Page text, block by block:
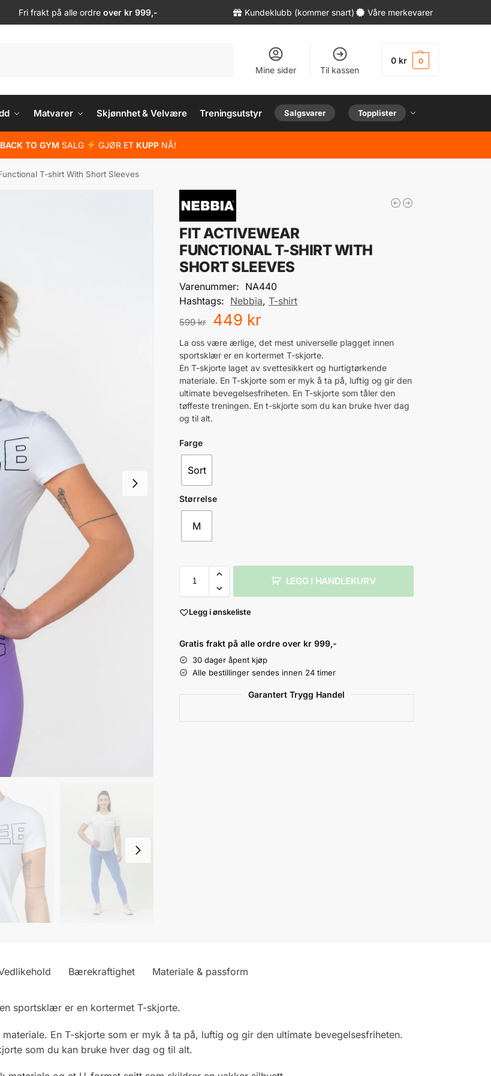
Fri frakt på alle ordre over kr 999,- Kundeklubb (kommer snart) Våre merkevarer
Mine sider Til kassen
0 kr 0
Matvarer Skjønnhet & Velvære Treningsutstyr Salgsvarer Topplister
BACK TO GYM SALG GJØR ETKUPP NÅ!
T-shirt With Short Sleeves
FIT ACTIVEWEAR
FUNCTIONAL T-SHIRT WITH
SHORT SLEEVES
Varenummer: NA440
Hashtags: Nebbia,T-shirt
599kr 449 kr
La oss være ærlige, det mest universelle plagget innen
sportsklær er en kortermet T-skjorte.
En T-skjorte laget av svettesikkert og hurtigtørkende
materiale. En T-skjorte som er myk å ta på, luftig og gir den
ultimate bevegelsesfriheten. En T-skjorte som tåler den
tøffeste treningen. En t-skjorte som du kan bruke hver dag
og til alt.
Farge
Sort
Størrelse
M
LEGG I HANDLEKURV
Legg i ønskeliste
Gratis frakt på alle ordre over kr 999,-
30 dager åpent kjøp
Alle bestillinger sendes innen 24 timer
Garantert Trygg Handel
Bærekraftighet Materiale & passform
sportsklær er en kortermet T-skjorte.
En T-skjorte som er myk å ta på, luftig og gir den ultimate bevegelsesfriheten.
som du kan bruke hver dag og til alt.